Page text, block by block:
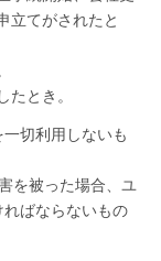
立てがされたと
とき。
切利用しないも
を被った場合、ユ
ばならないもの